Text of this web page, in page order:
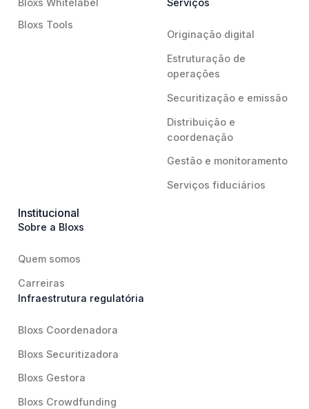
Bloxs Tools
Serviços
Originação digital
Estruturação de
operações
Securitização e emissão
Distribuição e
coordenação
Gestão e monitoramento
Serviços fiduciários
Institucional
Sobre a Bloxs
Quem somos
Carreiras
Infraestrutura regulatória
Bloxs Coordenadora
Bloxs Securitizadora
Bloxs Gestora
Bloxs Crowdfunding